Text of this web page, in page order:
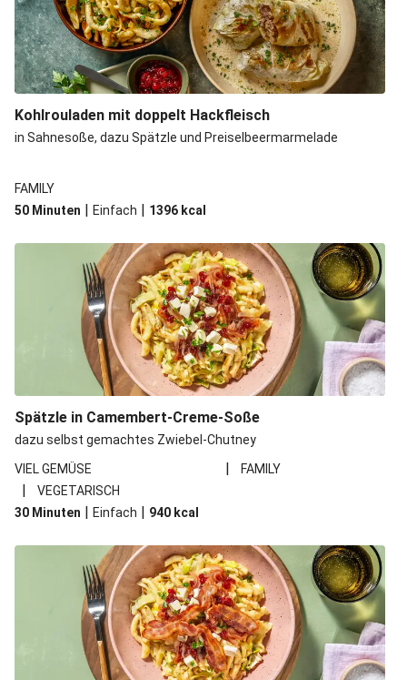
Kohlrouladen mit doppelt Hackfleisch
in Sahnesoße, dazu Spätzle und Preiselbeermarmelade
FAMILY
50 Minuten | Einfach | 1396 kcal
Spätzle in Camembert-Creme-Soße
dazu selbst gemachtes Zwiebel-Chutney
VIEL GEMÜSE
| FAMILY
|
VEGETARISCH
30 Minuten | Einfach | 940 kcal